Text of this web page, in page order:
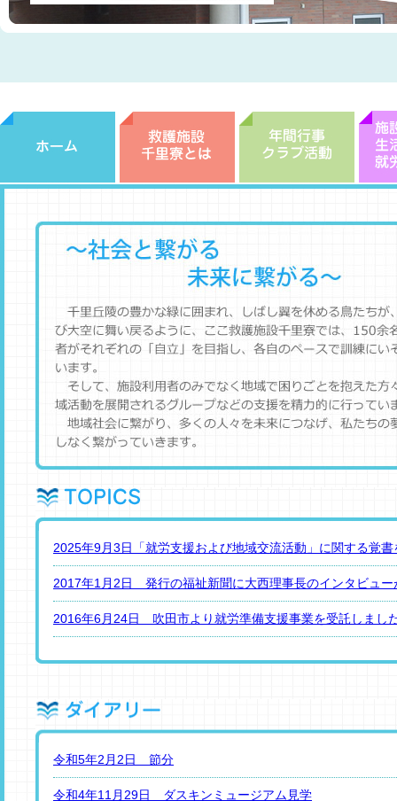
2025年9月3日「就労支援および地域交流活動」に関する覚
2017年1月2日 発行の福祉新聞に大西理事長のインタビュー
2016年6月24日 吹田市より就労準備支援事業を受託しまし
令和5年2月2日 節分
令和4年11月29日 ダスキンミュージアム見学